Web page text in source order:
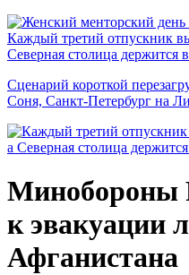
Каждый третий отпускник
Северная столица держится
Сценарий короткой
Соня, Санкт-Петербург на
Минобороны
к эвакуации
Афганистана